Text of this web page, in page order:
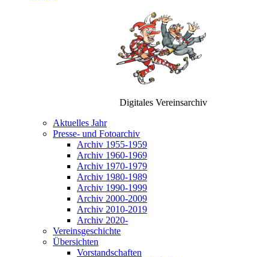
Digitales Vereinsarchiv
Aktuelles Jahr
Presse- und Fotoarchiv
Archiv 1955-1959
Archiv 1960-1969
Archiv 1970-1979
Archiv 1980-1989
Archiv 1990-1999
Archiv 2000-2009
Archiv 2010-2019
Archiv 2020-
Vereinsgeschichte
Übersichten
Vorstandschaften